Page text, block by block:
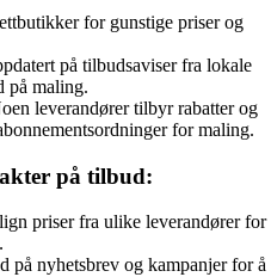
for gunstige priser og
på tilbudsaviser fra lokale
på maling.
leverandører tilbyr rabatter og
for maling.
på tilbud:
priser fra ulike leverandører for
på nyhetsbrev og kampanjer for å